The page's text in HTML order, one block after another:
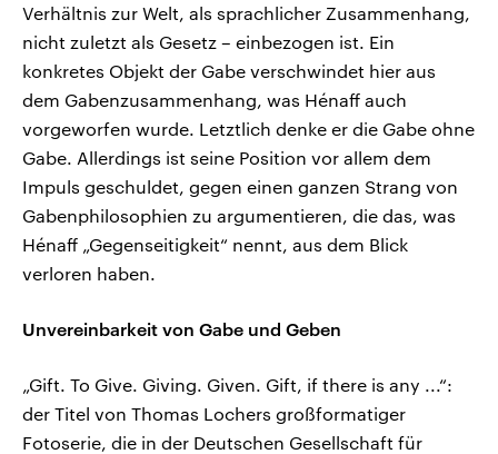
Verhältnis zur Welt, als sprachlicher Zusammenhang,
nicht zuletzt als Gesetz – einbezogen ist. Ein
konkretes Objekt der Gabe verschwindet hier aus
dem Gabenzusammenhang, was Hénaff auch
vorgeworfen wurde. Letztlich denke er die Gabe ohne
Gabe. Allerdings ist seine Position vor allem dem
Impuls geschuldet, gegen einen ganzen Strang von
Gabenphilosophien zu argumentieren, die das, was
Hénaff „Gegenseitigkeit“ nennt, aus dem Blick
verloren haben.
Unvereinbarkeit von Gabe und Geben
„Gift. To Give. Giving. Given. Gift, if there is any ...“:
der Titel von Thomas Lochers großformatiger
Fotoserie, die in der Deutschen Gesellschaft für